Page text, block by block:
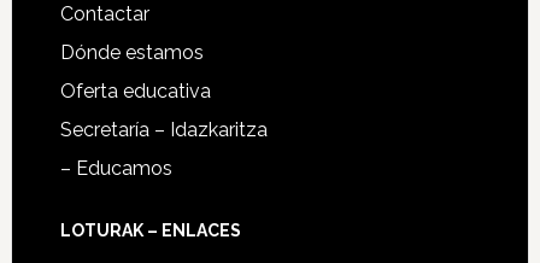
Contactar
Dónde estamos
Oferta educativa
Secretaría – Idazkaritza
– Educamos
LOTURAK – ENLACES